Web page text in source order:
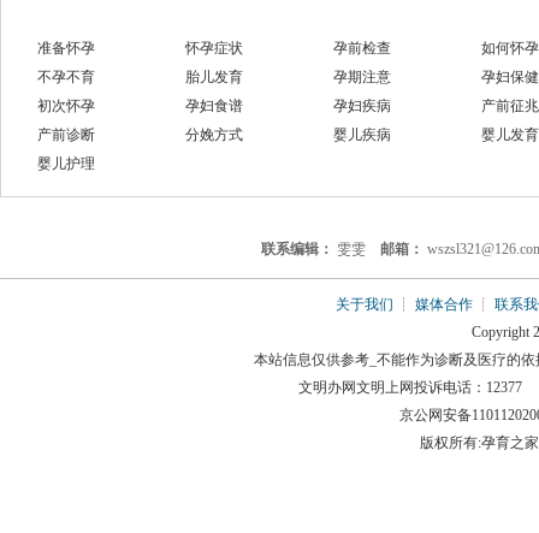
准备怀孕 怀孕症状 孕前检查
如何怀孕
不孕不育
胎儿发育 孕期注意
孕妇保健
初次怀孕
孕妇食谱 孕妇疾病
产前征兆
产前诊断
分娩方式 婴儿疾病
婴儿发育
婴儿护理
联系编辑： 雯雯 邮箱：
关于我们 ┊ 媒体合作┊ 联系
Copyright
本站信息仅供参考_不能作为诊断及医疗的
文明办网文明上网投诉电话：12377
京公网安备
版权所有:孕育之